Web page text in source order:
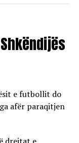
e futbollit do
afër paraqitjen